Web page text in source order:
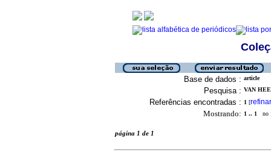
Base de dados : article
Pesquisa : VAN
Referências encontradas : 1 [refinar
Mostrando: 1 .. 1 no
página 1 de 1